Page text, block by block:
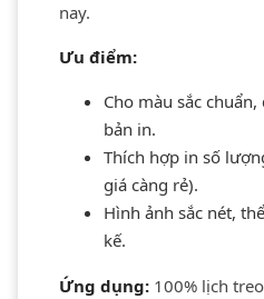
nay.
Ưu điểm:
Cho màu sắc
bản in.
Thích hợp in số
giá càng rẻ).
Hình ảnh sắc nét,
kế.
Ứng dụng: 100% lịch